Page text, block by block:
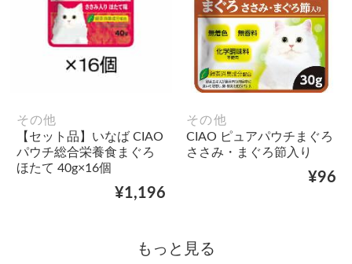
その他
【セット品】いなば CIAO
パウチ総合栄養食まぐろ
ほたて 40g×16個
¥1,196
その他
CIAO ピュアパウチまぐろ
ささみ・まぐろ節入り
¥96
もっと見る